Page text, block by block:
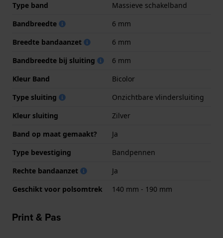
Type band
Massieve schakelband
Bandbreedte
6 mm
Breedte bandaanzet
6 mm
Bandbreedte bij sluiting
6 mm
Kleur Band
Bicolor
Type sluiting
Onzichtbare vlindersluiting
Kleur sluiting
Zilver
Band op maat gemaakt?
Ja
Type bevestiging
Bandpennen
Rechte bandaanzet
Ja
Geschikt voor polsomtrek
140 mm - 190 mm
Print & Pas